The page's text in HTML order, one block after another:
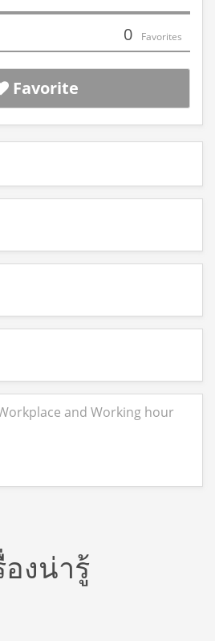
0 Favorites
Favorite
and Working hour
องน่ารู้